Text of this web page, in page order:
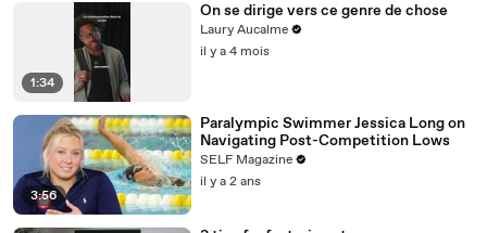
1:34
On se dirige vers ce genre de chose
Laury Aucalme
il y a 4 mois
3:56
Paralympic Swimmer Jessica Long on
Navigating Post-Competition Lows
SELF Magazine
il y a 2 ans